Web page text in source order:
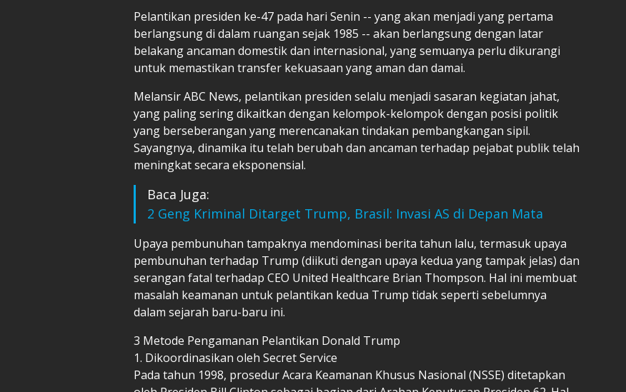
Pelantikan presiden ke-47 pada hari Senin -- yang akan menjadi yang pertama
berlangsung di dalam ruangan sejak 1985 -- akan berlangsung dengan latar
belakang ancaman domestik dan internasional, yang semuanya perlu dikurangi
untuk memastikan transfer kekuasaan yang aman dan damai.
Melansir ABC News, pelantikan presiden selalu menjadi sasaran kegiatan jahat,
yang paling sering dikaitkan dengan kelompok-kelompok dengan posisi politik
yang berseberangan yang merencanakan tindakan pembangkangan sipil.
Sayangnya, dinamika itu telah berubah dan ancaman terhadap pejabat publik telah
meningkat secara eksponensial.
Baca Juga:
2 Geng Kriminal Ditarget Trump, Brasil: Invasi AS di Depan Mata
Upaya pembunuhan tampaknya mendominasi berita tahun lalu, termasuk upaya
pembunuhan terhadap Trump (diikuti dengan upaya kedua yang tampak jelas) dan
serangan fatal terhadap CEO United Healthcare Brian Thompson. Hal ini membuat
masalah keamanan untuk pelantikan kedua Trump tidak seperti sebelumnya
dalam sejarah baru-baru ini.
3 Metode Pengamanan Pelantikan Donald Trump
1. Dikoordinasikan oleh Secret Service
Pada tahun 1998, prosedur Acara Keamanan Khusus Nasional (NSSE) ditetapkan